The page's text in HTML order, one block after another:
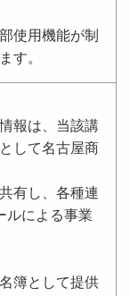
使用機能が制
す。
報は、当該講
して名古屋商
有し、各種連
ルによる事業
簿として提供